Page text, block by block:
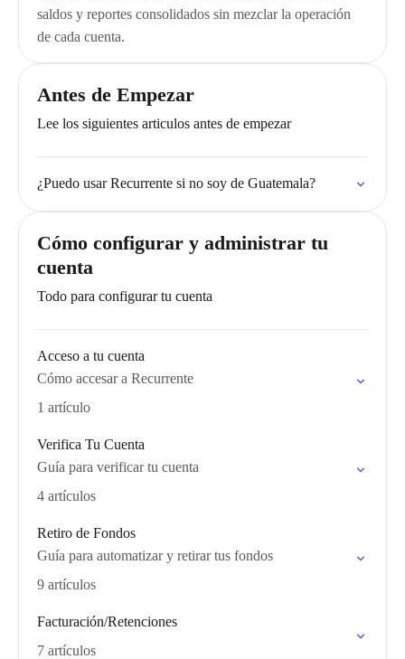
saldos y reportes consolidados sin mezclar la operación
de cada cuenta.
Antes de Empezar
Lee los siguientes articulos antes de empezar
¿Puedo usar Recurrente si no soy de Guatemala?
Cómo configurar y administrar tu
cuenta
Todo para configurar tu cuenta
Acceso a tu cuenta
Cómo accesar a Recurrente
1 artículo
Verifica Tu Cuenta
Guía para verificar tu cuenta
4 artículos
Retiro de Fondos
Guía para automatizar y retirar tus fondos
9 artículos
Facturación/Retenciones
7 artículos